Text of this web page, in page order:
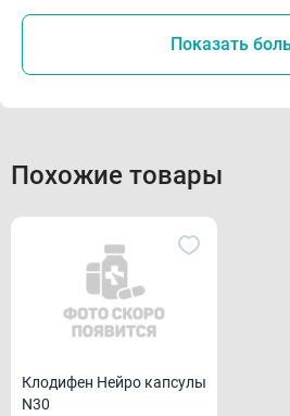
Показать
Похожие товары
Клодифен Нейро капсулы
N30